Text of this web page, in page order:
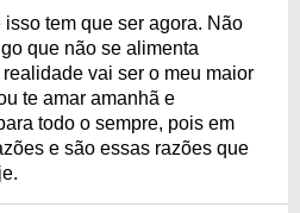
tem que ser agora. Não
que não se alimenta
vai ser o meu maior
te amar amanhã e
todo o sempre, pois em
e são essas razões que